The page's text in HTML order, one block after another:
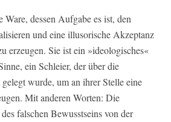
dessen Aufgabe es ist, den
und eine illusorische Akzeptanz
erzeugen. Sie ist ein »ideologisches«
ein Schleier, der über die
wurde, um an ihrer Stelle eine
Mit anderen Worten: Die
falschen Bewusstseins von der